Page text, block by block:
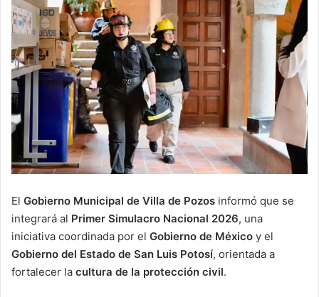
El Gobierno Municipal de Villa de Pozos informó que se
integrará al Primer Simulacro Nacional 2026, una
iniciativa coordinada por el Gobierno de México y el
Gobierno del Estado de San Luis Potosí, orientada a
fortalecer la cultura de la protección civil.